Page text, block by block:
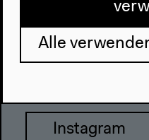
info@hkw.de
Instagram
Alle